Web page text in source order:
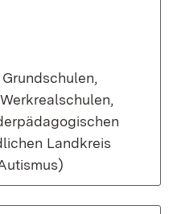
Landkreis